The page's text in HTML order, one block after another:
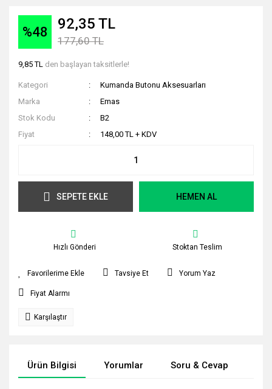
%48 92,35 TL
177,60 TL
9,85 TL den başlayan taksitlerle!
Kategori
Kumanda Butonu Aksesuarları
Marka
Emas
Stok Kodu
B2
Fiyat
148,00 TL + KDV
SEPETE EKLE HEMEN AL
Hızlı Gönderi Stoktan Teslim
Tavsiye Et Yorum Yaz
Fiyat Alarmı
Karşılaştır
Ürün Bilgisi Yorumlar Soru & Cevap